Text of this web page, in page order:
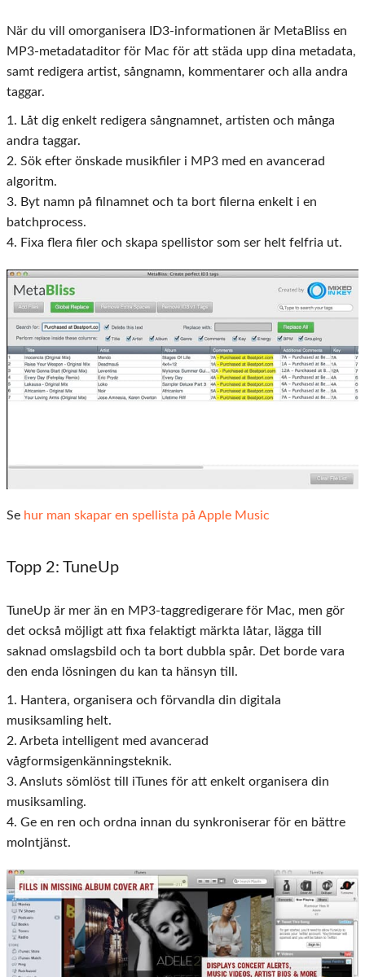
När du vill omorganisera ID3-informationen är MetaBliss en
MP3-metadataditor för Mac för att städa upp dina metadata,
samt redigera artist, sångnamn, kommentarer och alla andra
taggar.
1. Låt dig enkelt redigera sångnamnet, artisten och många
andra taggar.
2. Sök efter önskade musikfiler i MP3 med en avancerad
algoritm.
3. Byt namn på filnamnet och ta bort filerna enkelt i en
batchprocess.
4. Fixa flera filer och skapa spellistor som ser helt felfria ut.
Se hur man skapar en spellista på Apple Music
Topp 2: TuneUp
TuneUp är mer än en MP3-taggredigerare för Mac, men gör
det också möjligt att fixa felaktigt märkta låtar, lägga till
saknad omslagsbild och ta bort dubbla spår. Det borde vara
den enda lösningen du kan ta hänsyn till.
1. Hantera, organisera och förvandla din digitala
musiksamling helt.
2. Arbeta intelligent med avancerad
vågformsigenkänningsteknik.
3. Ansluts sömlöst till iTunes för att enkelt organisera din
musiksamling.
4. Ge en ren och ordna innan du synkroniserar för en bättre
molntjänst.